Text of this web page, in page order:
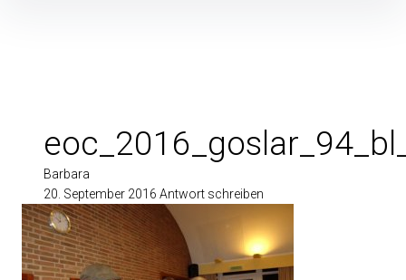
Barbara
20. September 2016 Antwort schreiben